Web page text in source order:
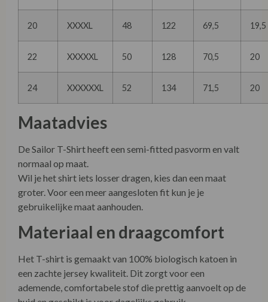
20 XXXXL 48 122 69,5 19,5
22 XXXXXL 50 128 70,5 20
24 XXXXXXL 52 134 71,5 20
Maatadvies
De Sailor T-Shirt heeft een semi-fitted pasvorm en valt
normaal op maat.
Wil je het shirt iets losser dragen, kies dan een maat
groter. Voor een meer aangesloten fit kun je je
gebruikelijke maat aanhouden.
Materiaal en draagcomfort
Het T-shirt is gemaakt van 100% biologisch katoen in
een zachte jersey kwaliteit. Dit zorgt voor een
ademende, comfortabele stof die prettig aanvoelt op de